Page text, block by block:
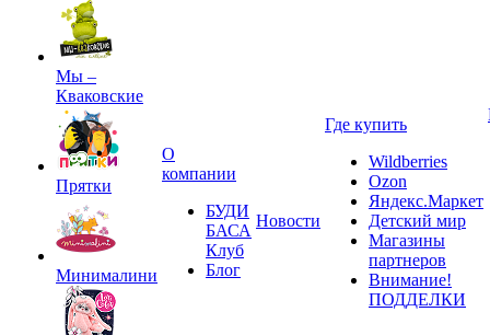
Мы –
Кваковские
Прятки
Минималини
О
компании
БУДИ
БАСА
Клуб
Блог
Новости
Где купить
Wildberries
Ozon
Яндекс.Маркет
Детский мир
Магазины
партнеров
Внимание!
ПОДДЕЛКИ